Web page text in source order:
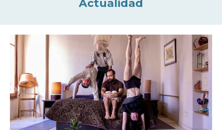
Actualidad